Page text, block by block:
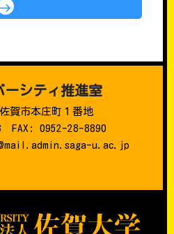
ーシティ推進室
賀市本庄町１番地
FAX: 0952-28-8890
u.ac.jp